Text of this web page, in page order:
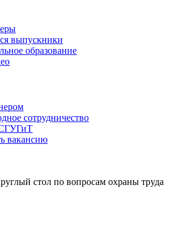
выпускники
образование
сотрудничество
вакансию
стол по вопросам охраны труда